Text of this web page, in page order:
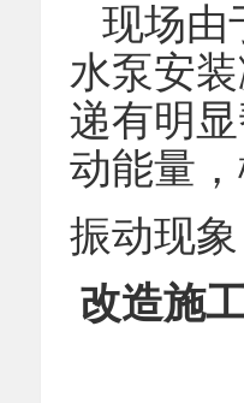
现场由
水泵安
递有明
动能量
振动现
改造施